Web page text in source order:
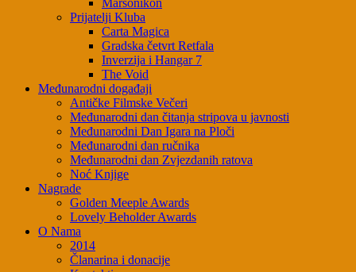
Marsonikon
Prijatelji Kluba
Carta Magica
Gradska četvrt Retfala
Inverzija i Hangar 7
The Void
Međunarodni događaji
Antičke Filmske Večeri
Međunarodni dan čitanja stripova u javnosti
Međunarodni Dan Igara na Ploči
Međunarodni dan ručnika
Međunarodni dan Zvjezdanih ratova
Noć Knjige
Nagrade
Golden Meeple Awards
Lovely Beholder Awards
O Nama
2014
Članarina i donacije